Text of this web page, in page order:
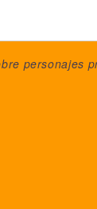
personajes